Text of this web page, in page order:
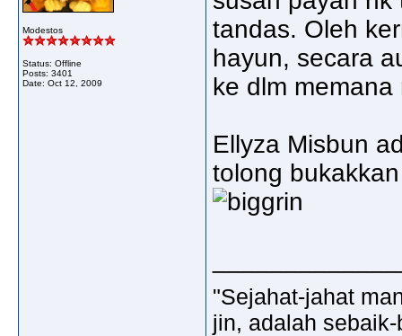
Modestos
Status: Offline
Posts: 3401
Date: Oct 12, 2009
tandas. Oleh
hayun, secara
ke dlm memana
Ellyza Misbun
tolong
"Sejahat-jahat
jin, adalah